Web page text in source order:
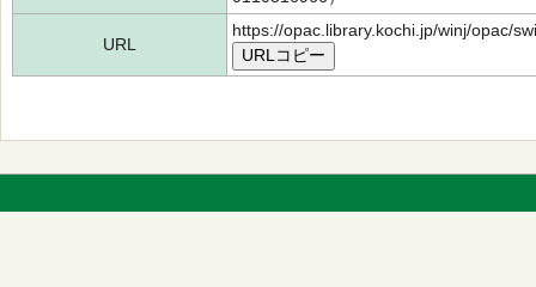
URL
https://opac.library.kochi.jp/winj/opac/
URLコピー